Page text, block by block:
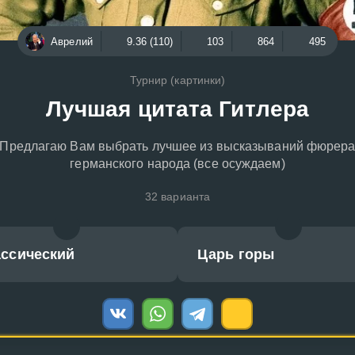
Аврелий 9.36 (110) 103 864 495
Турнир (картинки)
Лучшая цитата Гитлера
Предлагаю Вам выбрать лучшее из высказываний фюрера
германского народа (все осуждаем)
32 варианта
Царь горы